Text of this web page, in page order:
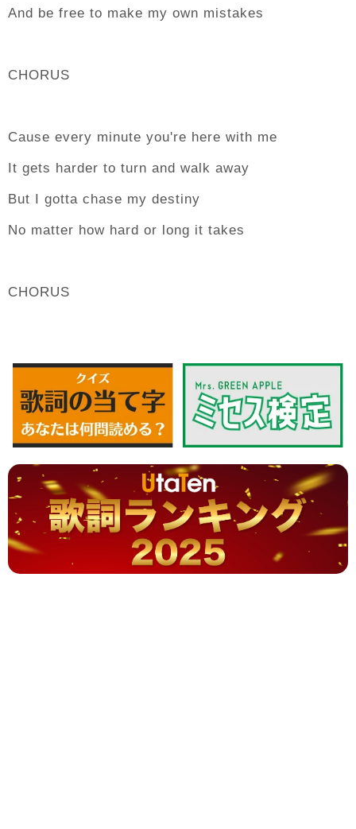
And be free to make my own mistakes
CHORUS
Cause every minute you're here with me
It gets harder to turn and walk away
But I gotta chase my destiny
No matter how hard or long it takes
CHORUS